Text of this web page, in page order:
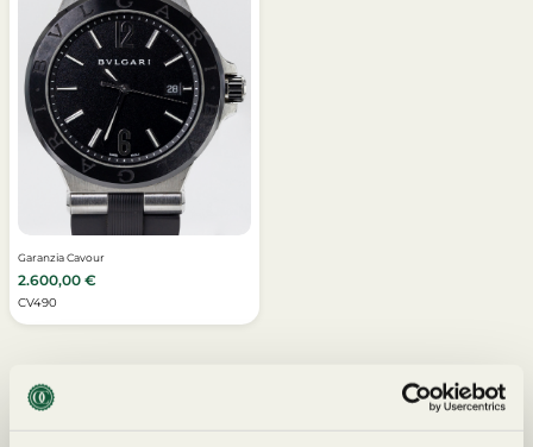
Garanzia Cavour
2.600,00 €
CV490